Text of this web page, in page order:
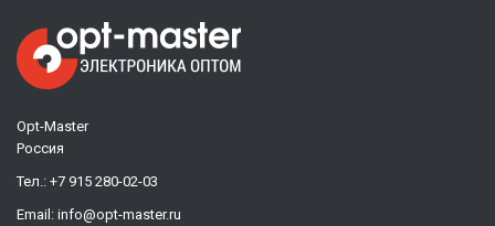
Opt-Master
Россия
Тел.: +7 915 280-02-03
Email: info@opt-master.ru